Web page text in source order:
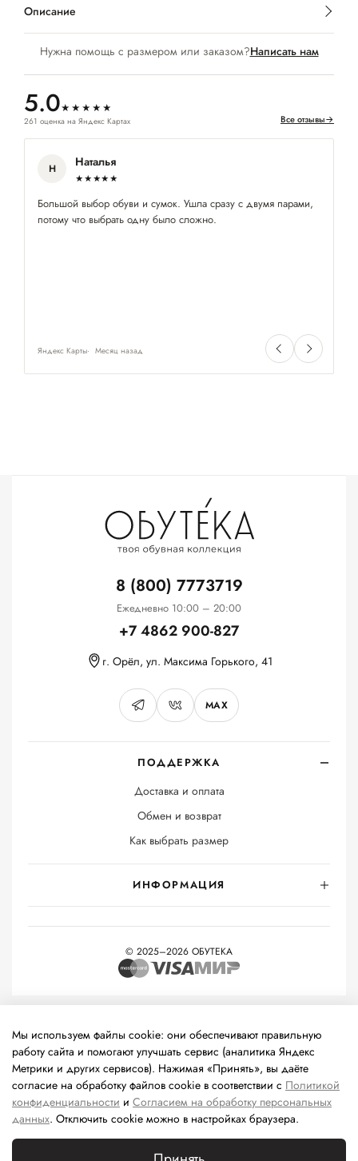
Нужна помощь с размером или заказом?Написать нам
5.0★★★★★
261 оценка на Яндекс Картах Все отзывы→
Н Наталья
★★★★★
Большой выбор обуви и сумок. Ушла сразу с двумя парами,
потому что выбрать одну было сложно.
Яндекс Карты Месяц назад
Описание
ПОДДЕРЖКА
Доставка и оплата
Обмен и возврат
Как выбрать размер
ИНФОРМАЦИЯ
8 (800) 7773719
Ежедневно 10:00 – 20:00
+7 4862 900-827
г. Орёл, ул. Максима Горького, 41
MAX
© 2025–2026 ОБУТЕКА
технологии
(информационные технологии предоставления
информации на основе сбора, систематизации и анализа
сведений, относящихся к предпочтениям пользователей сети
«Интернет», находящихся на территории Российской
Федерации).
Мы используем файлы cookie: они обеспечивают правильную
работу сайта и помогают улучшать сервис (аналитика Яндекс
Метрики и других сервисов). Нажимая «Принять», вы даёте
согласие на обработку файлов cookie в соответствии с Политикой
конфиденциальности и Согласием на обработку персональных
данных. Отключить cookie можно в настройках браузера.